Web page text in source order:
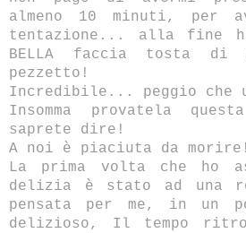
almeno 10 minuti, per
tentazione... alla fine
BELLA faccia tosta di
pezzetto!
Incredibile... peggio che
Insomma provatela
saprete dire!
A noi è piaciuta da
La prima volta che ho
delizia è stato ad una
pensata per me, in un
delizioso, Il tempo